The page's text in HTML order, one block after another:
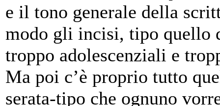
e il tono generale della
modo gli incisi, tipo quello
troppo adolescenziali e
Ma poi c’è proprio tutto
serata-tipo che ognuno